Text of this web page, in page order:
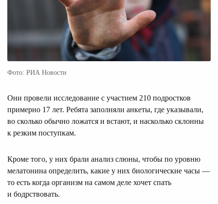
Фото: РИА Новости
Они провели исследование с участием 210 подростков
примерно 17 лет. Ребята заполняли анкеты, где указывали,
во сколько обычно ложатся и встают, и насколько склонны
к резким поступкам.
Кроме того, у них брали анализ слюны, чтобы по уровню
мелатонина определить, какие у них биологические часы —
то есть когда организм на самом деле хочет спать
и бодрствовать.